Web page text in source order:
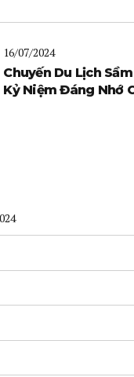
16/07/2024
Chuyến Du Lịch
Kỷ Niệm Đáng Nhớ